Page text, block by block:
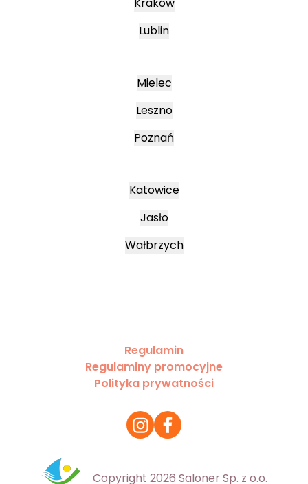
Lublin
Mielec
Leszno
Poznań
Katowice
Jasło
Wałbrzych
Regulamin
Regulaminy promocyjne
Polityka prywatności
Copyright 2026 Saloner Sp. z o.o.